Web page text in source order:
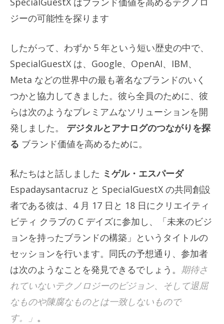
ジーの可能性を探ります
したがって、わずか 5 年という短い歴史の中で、
SpecialGuestX は、Google、OpenAI、IBM、
Meta などの世界中の最も著名なブランドのいく
つかと協力してきました。彼ら全員のために、彼
らは次のようなプレミアムなソリューションを開
発しました。 デジタルとアナログのつながりを探
る ブランド価値を高めるために。
私たちはと話しました ミゲル・エスパーダ
Espadaysantacruz と SpecialGuestX の共同創設
者である彼は、4 月 17 日と 18 日にクリエイティ
ビティ クラブの C デイズに参加し、「未来のビジ
ョンを持ったブランドの構築」というタイトルの
セッションを行います。同氏の予想通り、参加者
は次のようなことを発見できるでしょう。 期待さ
れていないテクノロジーのビジョン、そして退屈
なものや陳腐なものとは一致しないもので
す。」 。